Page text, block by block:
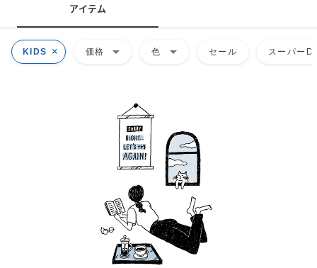
アイテム
KIDS 価格 arrow_drop_down 色 arrow_drop_down セール スーパー